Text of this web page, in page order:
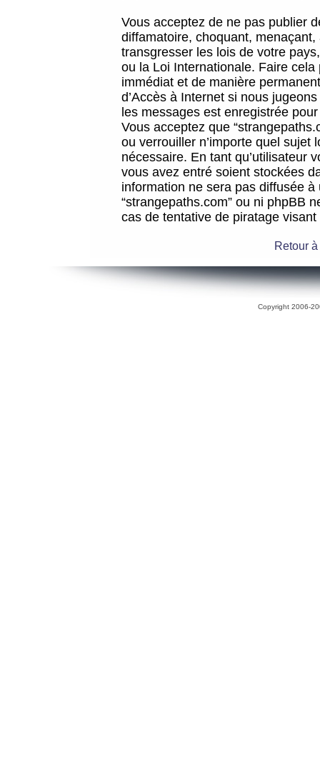
Vous acceptez de ne pas publier
diffamatoire, choquant,
transgresser les lois de votre
ou la Loi Internationale. Faire
immédiat et de manière
d’Accès à Internet si nous
les messages est enregistrée
Vous acceptez que
ou verrouiller n’importe quel sujet
nécessaire. En tant qu’utilisateur
vous avez entré soient stockées
information ne sera pas diffusée
“strangepaths.com” ou ni phpBB
cas de tentative de piratage
Retour
Copyright 2006-